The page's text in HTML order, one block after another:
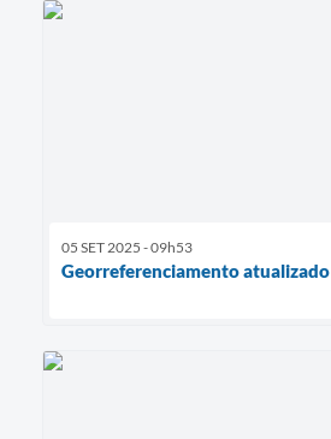
05 SET 2025 - 09h53
Georreferenciamento atualizado